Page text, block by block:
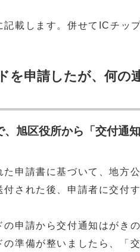
載します。併せてICチッ
を申請したが、何の
旭区役所から「交付通
申請書に基づいて、地方
された後、申請者に交付
申請から交付通知はがき
準備が整いましたら、「